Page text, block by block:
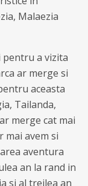
Malaezia
pentru a vizita
ar merge si
aceasta
Tailanda,
merge cat mai
mai avem si
aventura
an la rand in
si al treilea an